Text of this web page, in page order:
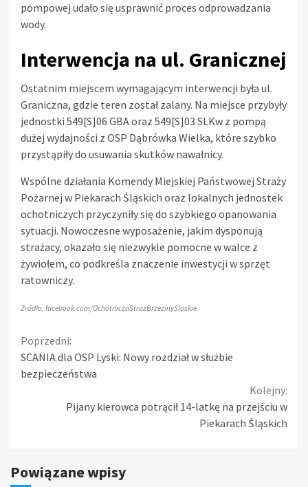
pompowej udało się usprawnić proces odprowadzania
wody.
Interwencja na ul. Granicznej
Ostatnim miejscem wymagającym interwencji była ul.
Graniczna, gdzie teren został zalany. Na miejsce przybyły
jednostki 549[S]06 GBA oraz 549[S]03 SLKw z pompą
dużej wydajności z OSP Dąbrówka Wielka, które szybko
przystąpiły do usuwania skutków nawałnicy.
Wspólne działania Komendy Miejskiej Państwowej Straży
Pożarnej w Piekarach Śląskich oraz lokalnych jednostek
ochotniczych przyczyniły się do szybkiego opanowania
sytuacji. Nowoczesne wyposażenie, jakim dysponują
strażacy, okazało się niezwykle pomocne w walce z
żywiołem, co podkreśla znaczenie inwestycji w sprzęt
ratowniczy.
Źródło: facebook.com/OchotniczaStrazBrzezinySlaskie
Continue
Reading
Poprzedni:
SCANIA dla OSP Lyski: Nowy rozdział w służbie
bezpieczeństwa
Kolejny:
Pijany kierowca potrącił 14-latkę na przejściu w
Piekarach Śląskich
Powiązane wpisy